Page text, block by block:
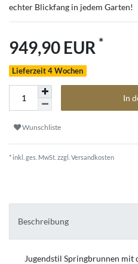
echter Blickfang in jedem Garten!
949,90 EUR *
Lieferzeit 4 Wochen
In
Wunschliste
* inkl. ges. MwSt. zzgl. Versandkosten
Beschreibung
Jugendstil Springbrunnen mit